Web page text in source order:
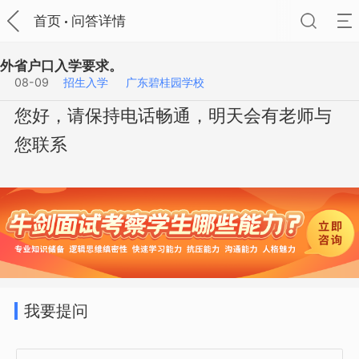
首页 问答详情
外省户口入学要求。
08-09 招生入学 广东碧桂园学校
您好，请保持电话畅通，明天会有老师与
您联系
我要提问